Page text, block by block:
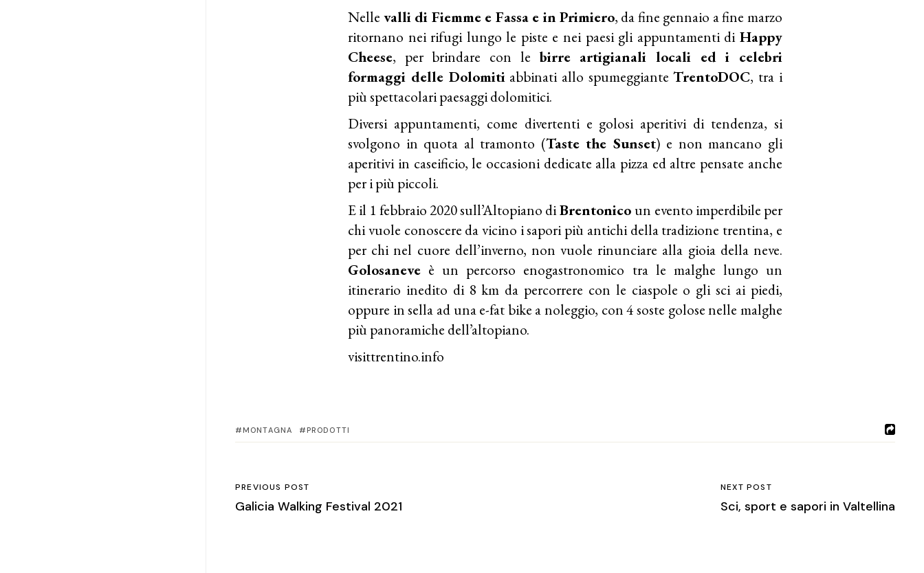
Nelle valli di Fiemme e Fassa e in Primiero, da fine gennaio a fine marzo
ritornano nei rifugi lungo le piste e nei paesi gli appuntamenti di Happy
Cheese, per brindare con le birre artigianali locali ed i celebri
formaggi delle Dolomitiabbinati allo spumeggianteTrentoDOC, tra i
più spettacolari paesaggi dolomitici.
Diversi appuntamenti, come divertenti e golosi aperitivi di tendenza, si
svolgono in quota al tramonto (Taste the Sunset) e non mancano gli
aperitivi in caseificio, le occasioni dedicate alla pizza ed altre pensate anche
per i più piccoli.
E il 1 febbraio 2020 sull’Altopiano diBrentonico un evento imperdibile per
chi vuole conoscere da vicino i sapori più antichi della tradizione trentina, e
per chi nel cuore dell’inverno, non vuole rinunciare alla gioia della neve.
Golosaneve è un percorso enogastronomico tra le malghe lungo un
itinerario inedito di 8 km da percorrere con le ciaspole o gli sci ai piedi,
oppure in sella ad una e-fat bike a noleggio, con 4 soste golose nelle malghe
più panoramiche dell’altopiano.
visittrentino.info
MONTAGNA PRODOTTI
PREVIOUS POST
Galicia Walking Festival 2021
NEXT POST
Sci, sport e sapori in Valtellina